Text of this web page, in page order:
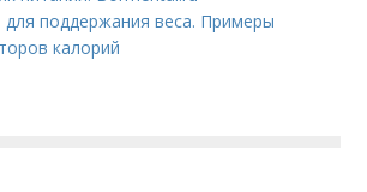
для поддержания веса. Примеры
калорий